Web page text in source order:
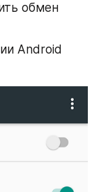
обмен
Android